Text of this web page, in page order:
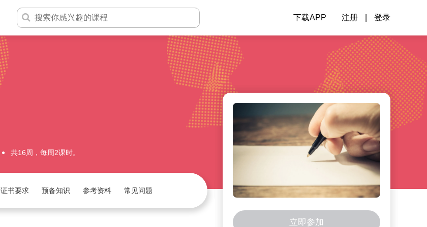
注册 登录
下载APP
共16周，每周2课时。
证书要求 预备知识 参考资料 常见问题
立即参加